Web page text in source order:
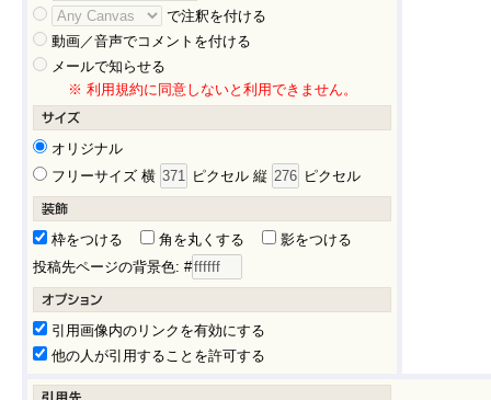
で注釈を付ける
動画／音声でコメントを付ける
メールで知らせる
※ 利用規約に同意しないと利用できません。
オリジナル
フリーサイズ 横
ピクセル 縦 ピクセル
枠をつける 角を丸くする
影をつける
投稿先ページの背景色: #
引用画像内のリンクを有効にする
他の人が引用することを許可する